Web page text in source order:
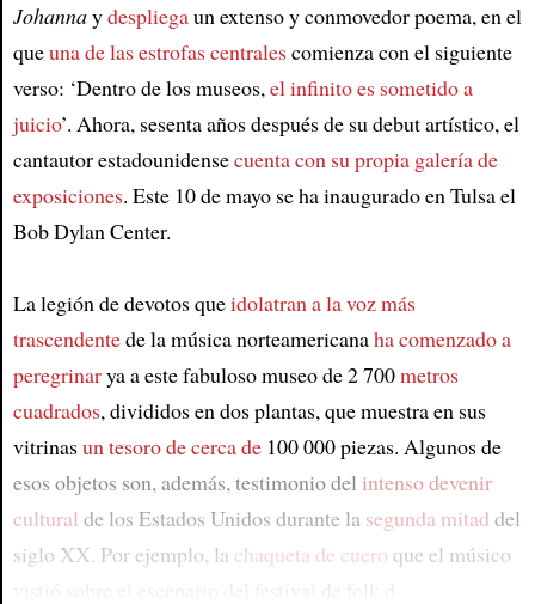
Article
Johannaydespliegaun extenso y conmovedor poema, en el
queuna de las estrofas centralescomienza con el siguiente
verso: ‘Dentro de los museos,el infinito es sometido a
juicio’. Ahora, sesenta años después de su debut artístico, el
cantautor estadounidensecuenta con su propia galería de
exposiciones. Este 10 de mayo se ha inaugurado en Tulsa el
Bob Dylan Center.
La legión de devotos queidolatran a la voz más
trascendentede la música norteamericanaha comenzado a
peregrinarya a este fabuloso museo de 2 700metros
cuadrados, divididos en dos plantas, que muestra en sus
vitrinasun tesoro de cerca de100 000 piezas. Algunos de
esos objetos son, además, testimonio del intenso devenir
cultural de los Estados Unidos durante la segunda mitad del
siglo XX. Por ejemplo, la chaqueta de cuero que el músico